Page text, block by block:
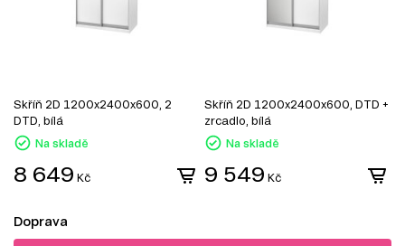
Skříň 2D 1200x2400x600, 2
DTD, bílá
Na skladě
8 649 Kč
Skříň 2D 1200x2400x600, DTD +
zrcadlo, bílá
Na skladě
9 549 Kč
Doprava